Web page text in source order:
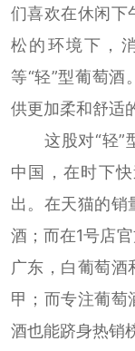
们喜欢在休闲下
松的环境下，
等“轻”型葡萄
供更加柔和舒适
这股对“轻”型
中国，在时下
出。在天猫的销
酒；而在1号店
广东，白葡萄酒
甲；而专注葡萄
酒也能跻身热销